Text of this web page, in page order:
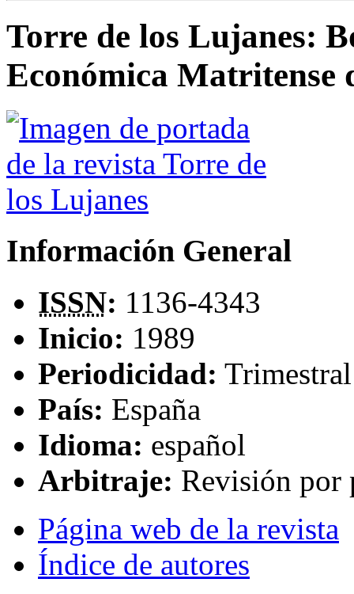
Torre de los Lujanes:
Económica Matritense
Información General
ISSN: 1136-4343
Inicio: 1989
Periodicidad: Trimestral
País: España
Idioma: español
Arbitraje: Revisión por
Página web de la revista
Índice de autores